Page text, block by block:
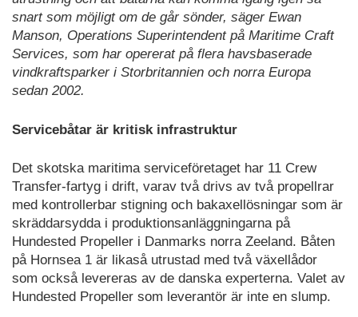
snart som möjligt om de går sönder, säger Ewan
Manson, Operations Superintendent på Maritime Craft
Services, som har opererat på flera havsbaserade
vindkraftsparker i Storbritannien och norra Europa
sedan 2002.
Servicebåtar är kritisk infrastruktur
Det skotska maritima serviceföretaget har 11 Crew
Transfer-fartyg i drift, varav två drivs av två propellrar
med kontrollerbar stigning och bakaxellösningar som är
skräddarsydda i produktionsanläggningarna på
Hundested Propeller i Danmarks norra Zeeland. Båten
på Hornsea 1 är likaså utrustad med två växellådor
som också levereras av de danska experterna. Valet av
Hundested Propeller som leverantör är inte en slump.